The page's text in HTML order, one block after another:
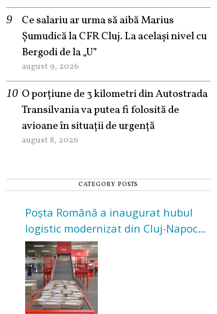
Ce salariu ar urma să aibă Marius
Șumudică la CFR Cluj. La același nivel cu
Bergodi de la „U”
august 9, 2026
O porțiune de 3 kilometri din Autostrada
Transilvania va putea fi folosită de
avioane în situații de urgență
august 8, 2026
CATEGORY POSTS
Poșta Română a inaugurat hubul
logistic modernizat din Cluj-Napoca.
Investiție de 3 milioane de euro